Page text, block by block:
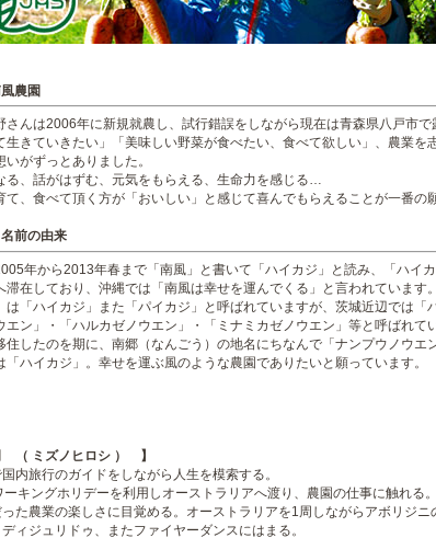
農園
さんは2006年に新規就農し、試行錯誤をしながら現在は青森県八戸市で
生きていきたい」「美味しい野菜が食べたい、食べて欲しい」、農業
いがずっとありました。
る、話がはずむ、元気をもらえる、生命力を感じる…
て、食べて頂く方が「おいしい」と感じて喜んでもらえることが一番の
前の由来
年から2013年春まで「南風」と書いて「ハイカジ」と読み、「ハイ
滞在しており、沖縄では「南風は幸せを運んでくる」と言われています。
は「ハイカジ」また「パイカジ」と呼ばれていますが、茨城近辺では
エン」・「ハルカゼノウエン」・「ミナミカゼノウエン」等と呼ばれて
住したのを期に、南郷（なんごう）の地名にちなんで「ナンプウノウエ
「ハイカジ」。幸せを運ぶ風のような農園でありたいと願っています。
（ ミズノヒロシ ） 】
内旅行のガイドをしながら人生を模索する。
キングホリデーを利用しオーストラリアへ渡り、農園の仕事に触れる。
た農業の楽しさに目覚める。オーストラリアを1周しながらアボリジニ
ィジュリドゥ、またファイヤーダンスにはまる。